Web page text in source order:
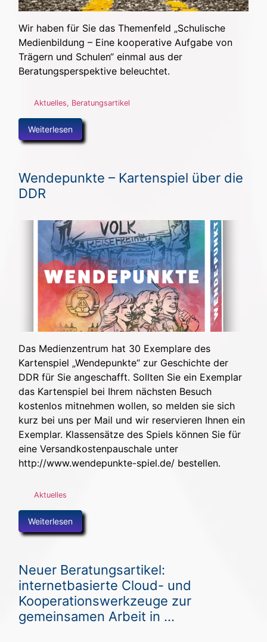
Wir haben für Sie das Themenfeld „Schulische
Medienbildung – Eine kooperative Aufgabe von
Trägern und Schulen“ einmal aus der
Beratungsperspektive beleuchtet.
Aktuelles, Beratungsartikel
Weiterlesen
Wendepunkte – Kartenspiel über die
DDR
Das Medienzentrum hat 30 Exemplare des
Kartenspiel „Wendepunkte“ zur Geschichte der
DDR für Sie angeschafft. Sollten Sie ein Exemplar
das Kartenspiel bei Ihrem nächsten Besuch
kostenlos mitnehmen wollen, so melden sie sich
kurz bei uns per Mail und wir reservieren Ihnen ein
Exemplar. Klassensätze des Spiels können Sie für
eine Versandkostenpauschale unter
http://www.wendepunkte-spiel.de/ bestellen.
Aktuelles
Weiterlesen
Neuer Beratungsartikel:
internetbasierte Cloud- und
Kooperationswerkzeuge zur
gemeinsamen Arbeit in ...